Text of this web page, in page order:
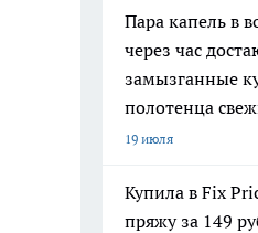
Пара капель в
через час
замызганные
полотенца
19 июля
Купила в Fix
пряжу за 149